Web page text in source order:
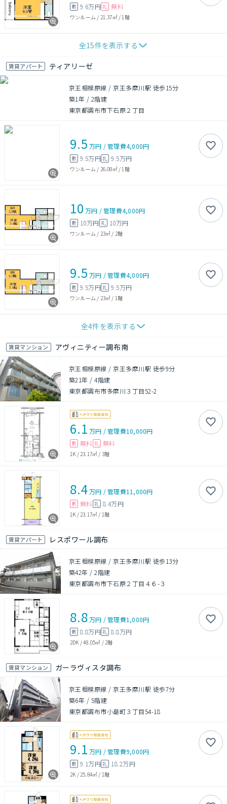
敷 9.6万円 礼 無料
ワンルーム / 21.37㎡/ 1階
全15件を表示する
賃貸アパート ティアリーゼ
京王相模原線 / 京王多摩川駅 徒歩15分
築1年 / 2階建
東京都調布市下石原２丁目
9.5 万円 /管理費4,000円
敷 9.5万円礼 9.5万円
ワンルーム / 26.08㎡/ 1階
10 万円 /管理費4,000円
敷 10万円 礼 10万円
ワンルーム / 23㎡ / 2階
9.5 万円 /管理費4,000円
敷 9.5万円礼 9.5万円
ワンルーム / 23㎡ / 1階
全4件を表示する
賃貸マンション アヴィニティー調布南
京王相模原線 / 京王多摩川駅 徒歩9分
築21年 /4階建
東京都調布市多摩川３丁目52-2
6.1 万円 /管理費10,000円
敷 無料 礼 無料
1K /23.17㎡ / 3階
8.4万円 /管理費11,000円
敷 無料 礼 8.4万円
1K / 23.17㎡ / 1階
賃貸アパート レスポワール調布
京王相模原線 / 京王多摩川駅 徒歩13分
築42年 /2階建
東京都調布市下石原２丁目４６-３
8.8万円 /管理費1,000円
敷 8.8万円礼 8.8万円
2DK /48.05㎡ / 2階
賃貸マンション ガーラヴィスタ調布
京王相模原線 / 京王多摩川駅 徒歩7分
築6年 / 5階建
東京都調布市小島町３丁目54-18
9.1 万円 /管理費9,000円
敷 9.1万円礼 18.2万円
2K /25.84㎡ / 1階